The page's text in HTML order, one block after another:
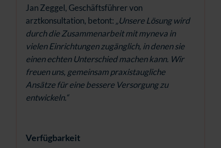
Jan Zeggel, Geschäftsführer von
arztkonsultation, betont: „Unsere Lösung wird
durch die Zusammenarbeit mit myneva in
vielen Einrichtungen zugänglich, in denen sie
einen echten Unterschied machen kann. Wir
freuen uns, gemeinsam praxistaugliche
Ansätze für eine bessere Versorgung zu
entwickeln.“
Verfügbarkeit